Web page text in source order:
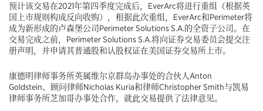
预计该交易在2021年第四季度完成后，EverArc将进行重组（根据英
国上市规则构成反向收购），根据此次重组，EverArc和Perimeter将
成为新形成的卢森堡公司Perimeter Solutions S.A.的全资子公司。在
交易完成之前，Perimeter Solutions S.A.将向证券交易委员会提交注
册声明，并申请其普通股和认股权证在美国证券交易所上市。
康德明律师事务所英属维尔京群岛办事处的合伙人Anton
Goldstein、顾问律师Nicholas Kuria和律师Christopher Smith与凯易
律师事务所芝加哥办事处合作，就此交易提供了法律意见。